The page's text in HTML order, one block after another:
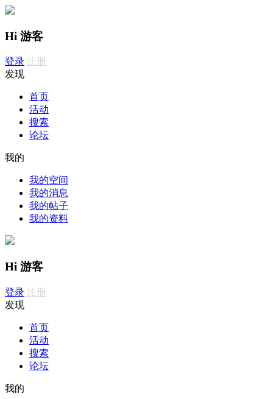
Hi 游客
登录 注册
发现
首页
活动
搜索
论坛
我的
我的空间
我的消息
我的帖子
我的资料
Hi 游客
登录 注册
发现
首页
活动
搜索
论坛
我的